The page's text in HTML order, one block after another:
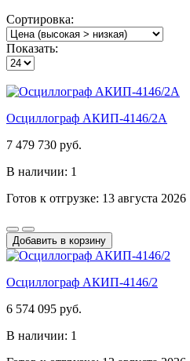
Сортировка:
Показать:
Осциллограф АКИП-4146/2А
7 479 730 руб.
В наличии: 1
Готов к отгрузке: 13 августа 2026
Добавить в корзину
Осциллограф АКИП-4146/2
6 574 095 руб.
В наличии: 1